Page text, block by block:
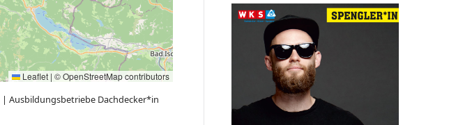
Leaflet | ©OpenStreetMapcontributors
| Ausbildungsbetriebe Dachdecker*in